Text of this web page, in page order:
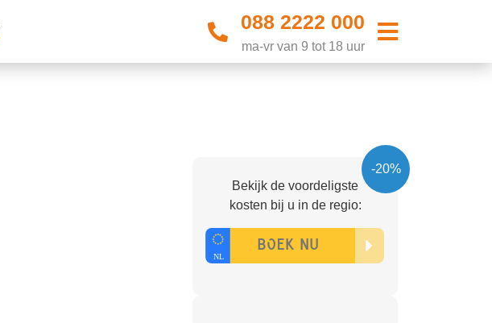
088 2222 000
ma-vr van 9 tot 18 uur
-20%
Bekijk de voordeligste
kosten bij u in de regio: